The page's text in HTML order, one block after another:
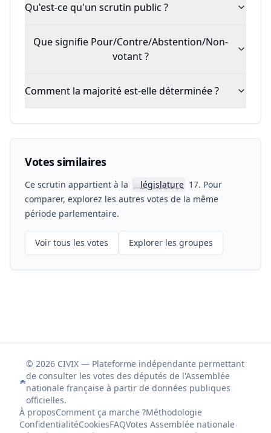
Qu'est-ce qu'un scrutin public ?
Que signifie Pour/Contre/Abstention/Non-
votant ?
Comment la majorité est-elle déterminée ?
Votes similaires
Ce scrutin appartient à la 📖législature 17. Pour
comparer, explorez les autres votes de la même
période parlementaire.
Voir tous les votes Explorer les groupes
© 2026 CIVIX — Plateforme indépendante permettant
de consulter les votes des députés de l'Assemblée
nationale française à partir de données publiques
officielles.
À proposComment ça marche ?Méthodologie
ConfidentialitéCookiesFAQVotes Assemblée nationale